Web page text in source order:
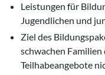
Leistungen für
Jugendlichen und
Ziel des
schwachen
Teilhabeangebote